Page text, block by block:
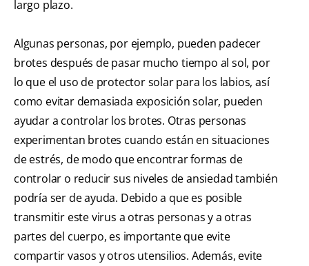
largo plazo.
Algunas personas, por ejemplo, pueden padecer
brotes después de pasar mucho tiempo al sol, por
lo que el uso de protector solar para los labios, así
como evitar demasiada exposición solar, pueden
ayudar a controlar los brotes. Otras personas
experimentan brotes cuando están en situaciones
de estrés, de modo que encontrar formas de
controlar o reducir sus niveles de ansiedad también
podría ser de ayuda. Debido a que es posible
transmitir este virus a otras personas y a otras
partes del cuerpo, es importante que evite
compartir vasos y otros utensilios. Además, evite